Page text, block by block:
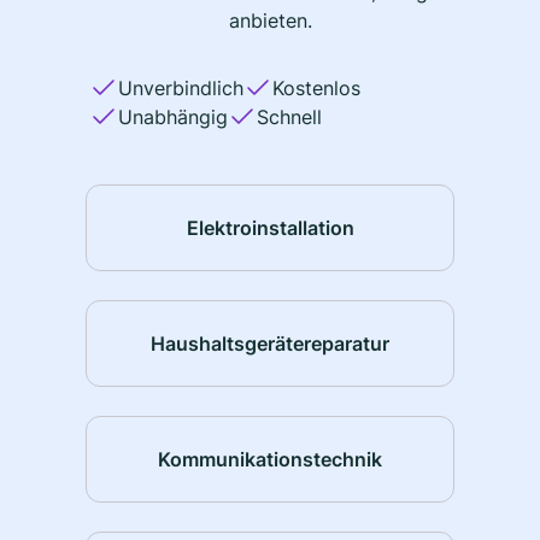
anbieten.
Unverbindlich
Kostenlos
Unabhängig
Schnell
Elektroinstallation
Haushaltsgerätereparatur
Kommunikationstechnik